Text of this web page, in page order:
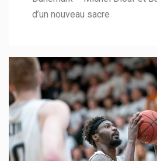
d’un nouveau sacre